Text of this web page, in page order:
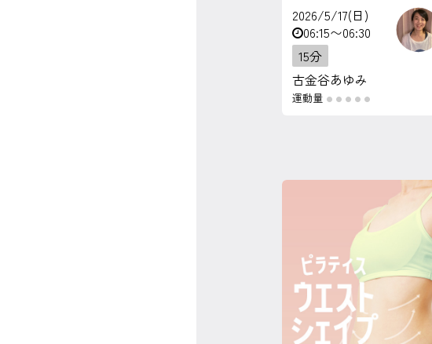
特定商取引にかかわる表示2026/5/17(日)
06:15〜06:30
15分
古金谷あゆみ
運動量 ● ● ● ● ●